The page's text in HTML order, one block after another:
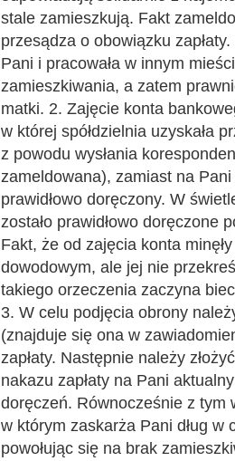
stale zamieszkują. Fakt
przesądza o obowiązku
Pani i pracowała w innym
zamieszkiwania, a zatem
matki. 2. Zajęcie konta
w której spółdzielnia uzyskała
z powodu wysłania
zameldowana), zamiast na
prawidłowo doręczony. W
zostało prawidłowo doręczone
Fakt, że od zajęcia konta
dowodowym, ale jej nie
takiego orzeczenia zaczyna
3. W celu podjęcia obrony
(znajduje się ona w
zapłaty. Następnie należy
nakazu zapłaty na Pani
doręczeń. Równocześnie z tym
w którym zaskarża Pani dług w
powołując się na brak